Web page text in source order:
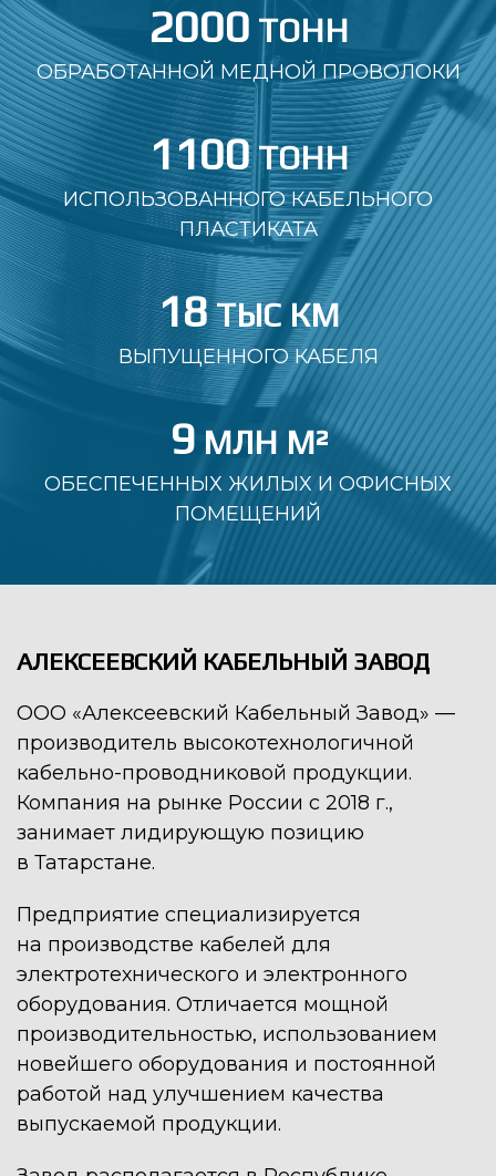
2000
ОБРАБОТАННОЙ МЕДНОЙ ПРОВОЛОКИ
1100
ИСПОЛЬЗОВАННОГО КАБЕЛЬНОГО
ПЛАСТИКАТА
18
ВЫПУЩЕННОГО КАБЕЛЯ
9
ОБЕСПЕЧЕННЫХ ЖИЛЫХ И ОФИСНЫХ
ПОМЕЩЕНИЙ
АЛЕКСЕЕВСКИЙ КАБЕЛЬНЫЙ ЗАВОД
ООО «Алексеевский Кабельный Завод» —
производитель высокотехнологичной
кабельно-проводниковой продукции.
Компания на рынке России с 2018 г.,
занимает лидирующую позицию
в Татарстане.
Предприятие специализируется
на производстве кабелей для
электротехнического и электронного
оборудования. Отличается мощной
производительностью, использованием
новейшего оборудования и постоянной
работой над улучшением качества
выпускаемой продукции.